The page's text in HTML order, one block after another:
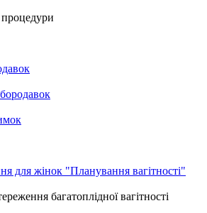
процедури
для жінок "Планування вагітності"
багатоплідної вагітності